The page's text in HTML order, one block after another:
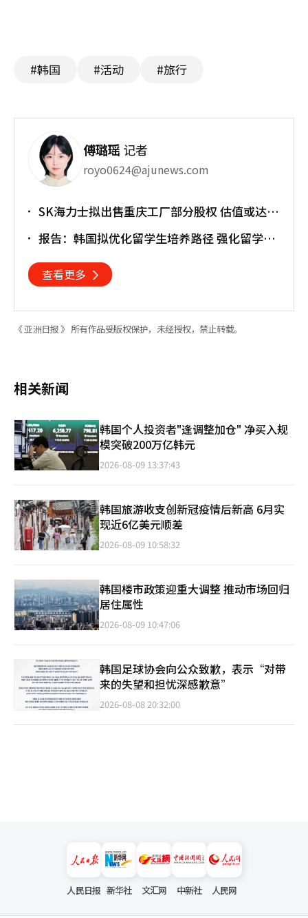
#韩国 #活动 #旅行
傅璐瑶 记者
royo0624@ajunews.com
SK海力士拟出售重庆工厂部分股权 估值或达
报告：韩国拟优化留学生培养路径 强化留学就
查看更多
《 亚洲日报 》 所有作品受版权保护，未经授权，禁止转载。
相关新闻
韩国个人投资者"逢调整加仓" 净买入规
模突破200万亿韩元
2026-08-09 13:37:43
韩国旅游收支创新冠疫情后新高 6月实
现近6亿美元顺差
2026-08-09 10:58:32
韩国楼市政策迎重大调整 推动市场回归
居住属性
2026-08-09 10:47:06
韩国足球协会向公众致歉，表示“对带
来的失望和担忧深感歉意”
2026-08-08 20:32:00
人民日报 新华社 文汇网 中新社 人民网